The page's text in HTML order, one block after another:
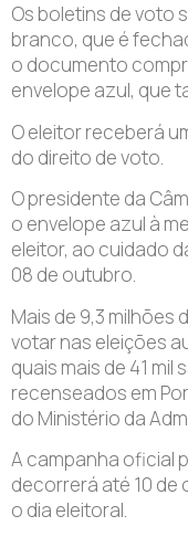
Os boletins de voto
branco, que é
o documento
envelope azul, que
O eleitor receberá
do direito de voto.
O presidente da
o envelope azul à
eleitor, ao cuidado
08 de outubro.
Mais de 9,3
votar nas eleições
quais mais de 41
recenseados em
do Ministério da
A campanha oficial
decorrerá até 10
o dia eleitoral.